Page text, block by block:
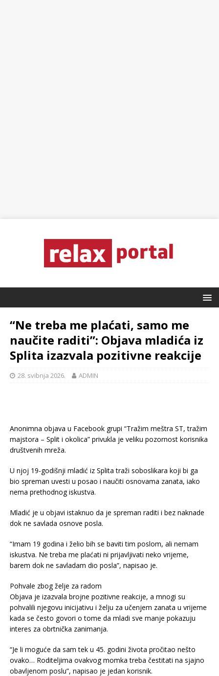
“Ne treba me plaćati, samo me
naučite raditi”: Objava mladića iz
Splita izazvala pozitivne reakcije
28. svibnja 2026. ADMIN
Anonimna objava u Facebook grupi “Tražim meštra ST, tražim
majstora – Split i okolica” privukla je veliku pozornost korisnika
društvenih mreža.
U njoj 19-godišnji mladić iz Splita traži soboslikara koji bi ga
bio spreman uvesti u posao i naučiti osnovama zanata, iako
nema prethodnog iskustva.
Mladić je u objavi istaknuo da je spreman raditi i bez naknade
dok ne savlada osnove posla.
“Imam 19 godina i želio bih se baviti tim poslom, ali nemam
iskustva. Ne treba me plaćati ni prijavljivati neko vrijeme,
barem dok ne savladam dio posla”, napisao je.
Pohvale zbog želje za radom
Objava je izazvala brojne pozitivne reakcije, a mnogi su
pohvalili njegovu inicijativu i želju za učenjem zanata u vrijeme
kada se često govori o tome da mladi sve manje pokazuju
interes za obrtnička zanimanja.
“Je li moguće da sam tek u 45. godini života pročitao nešto
ovako… Roditeljima ovakvog momka treba čestitati na sjajno
obavljenom poslu”, napisao je jedan korisnik.